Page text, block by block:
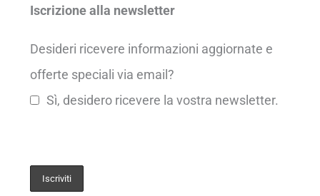
Iscrizione alla newsletter
Desideri ricevere informazioni aggiornate e
offerte speciali via email?
Sì, desidero ricevere la vostra newsletter.